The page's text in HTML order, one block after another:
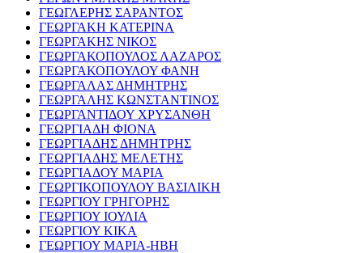
ΓΕΩΓΛΕΡΗΣ ΣΑΡΑΝΤΟΣ
ΓΕΩΡΓΑΚΗ ΚΑΤΕΡΙΝΑ
ΓΕΩΡΓΑΚΗΣ ΝΙΚΟΣ
ΓΕΩΡΓΑΚΟΠΟΥΛΟΣ ΛΑΖΑΡΟΣ
ΓΕΩΡΓΑΚΟΠΟΥΛΟΥ ΦΑΝΗ
ΓΕΩΡΓΑΛΑΣ ΔΗΜΗΤΡΗΣ
ΓΕΩΡΓΑΛΗΣ ΚΩΝΣΤΑΝΤΙΝΟΣ
ΓΕΩΡΓΑΝΤΙΔΟΥ ΧΡΥΣΑΝΘΗ
ΓΕΩΡΓΙΑΔΗ ΦΙΟΝΑ
ΓΕΩΡΓΙΑΔΗΣ ΔΗΜΗΤΡΗΣ
ΓΕΩΡΓΙΑΔΗΣ ΜΕΛΕΤΗΣ
ΓΕΩΡΓΙΑΔΟΥ ΜΑΡΙΑ
ΓΕΩΡΓΙΚΟΠΟΥΛΟΥ ΒΑΣΙΛΙΚΗ
ΓΕΩΡΓΙΟΥ ΓΡΗΓΟΡΗΣ
ΓΕΩΡΓΙΟΥ ΙΟΥΛΙΑ
ΓΕΩΡΓΙΟΥ ΚΙΚΑ
ΓΕΩΡΓΙΟΥ ΜΑΡΙΑ-ΗΒΗ